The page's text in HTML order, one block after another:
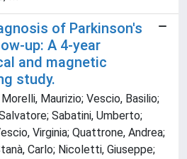
of Parkinson's
up: A 4-year
and magnetic
study.
Maurizio; Vescio, Basilio;
Sabatini, Umberto;
Virginia; Quattrone, Andrea;
Carlo; Nicoletti, Giuseppe;